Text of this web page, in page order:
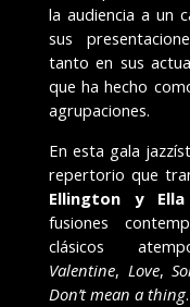
la audiencia a un
sus
tanto en sus
que ha hecho
agrupaciones.
En esta gala
repertorio que
Ellington y
fusiones
clásicos
Valentine, Love,
Don’t mean a thing